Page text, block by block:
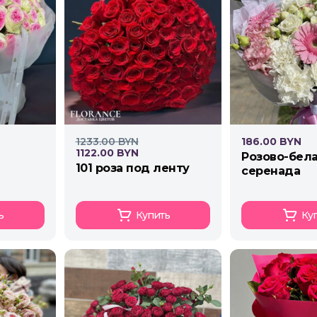
1233.00 BYN
1122.00 BYN
101 роза под ленту
Купить
186.00 BYN
розово-белая
серенада